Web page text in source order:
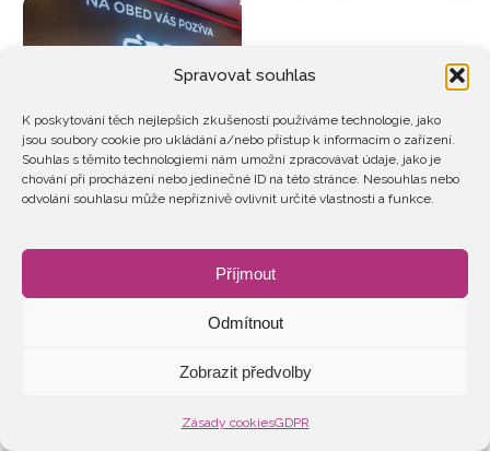
Spravovat souhlas
K poskytování těch nejlepších zkušeností používáme technologie, jako
jsou soubory cookie pro ukládání a/nebo přístup k informacím o zařízení.
Souhlas s těmito technologiemi nám umožní zpracovávat údaje, jako je
chování při procházení nebo jedinečné ID na této stránce. Nesouhlas nebo
odvolání souhlasu může nepříznivě ovlivnit určité vlastnosti a funkce.
Příjmout
Odmítnout
Zobrazit předvolby
Zásady cookiesGDPR
ŘÍJEN 2024
STANOVY